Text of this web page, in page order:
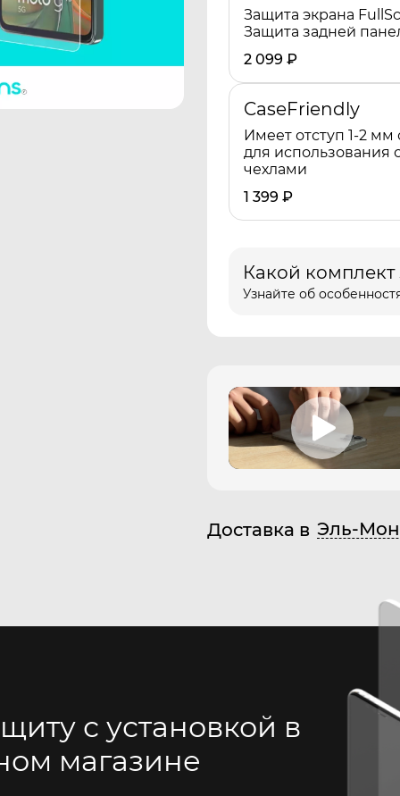
Защита экрана
Защита задней
2 099 ₽
CaseFriendly
Имеет отступ 1-2 мм
для использования
чехлами
1 399 ₽
Какой
Узнайте об
Доставка в Эль-
с установкой в
магазине